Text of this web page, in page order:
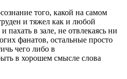
того, какой на самом
и тяжел как и любой
пахать в зале, не отвлекаясь ни
фанатов, остальные просто
чего либо в
в хорошем смысле слова